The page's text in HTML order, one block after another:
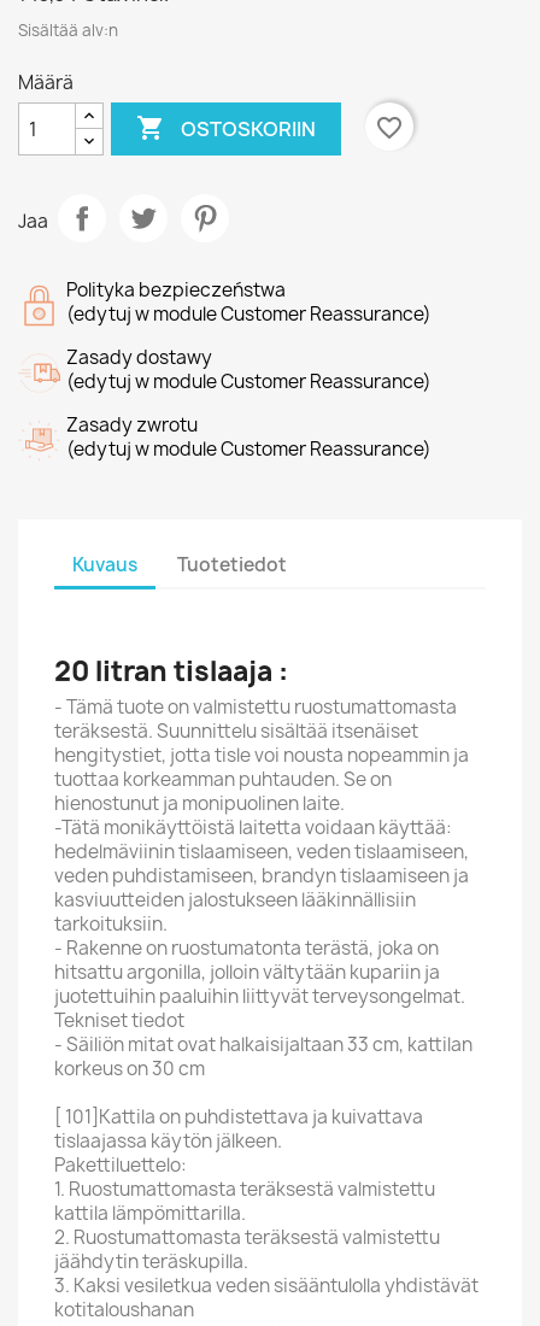
Sisältää alv:n
Määrä
 OSTOSKORIIN favorite_border
Jaa
Polityka bezpieczeństwa
(edytuj w module Customer Reassurance)
Zasady dostawy
(edytuj w module Customer Reassurance)
Zasady zwrotu
(edytuj w module Customer Reassurance)
Kuvaus Tuotetiedot
20 litran tislaaja :
- Tämä tuote on valmistettu ruostumattomasta
teräksestä. Suunnittelu sisältää itsenäiset
hengitystiet, jotta tisle voi nousta nopeammin ja
tuottaa korkeamman puhtauden. Se on
hienostunut ja monipuolinen laite.
-Tätä monikäyttöistä laitetta voidaan käyttää:
hedelmäviinin tislaamiseen, veden tislaamiseen,
veden puhdistamiseen, brandyn tislaamiseen ja
kasviuutteiden jalostukseen lääkinnällisiin
tarkoituksiin.
- Rakenne on ruostumatonta terästä, joka on
hitsattu argonilla, jolloin vältytään kupariin ja
juotettuihin paaluihin liittyvät terveysongelmat.
Tekniset tiedot
- Säiliön mitat ovat halkaisijaltaan 33 cm, kattilan
korkeus on 30 cm
[ 101]Kattila on puhdistettava ja kuivattava
tislaajassa käytön jälkeen.
Pakettiluettelo:
1. Ruostumattomasta teräksestä valmistettu
kattila lämpömittarilla.
2. Ruostumattomasta teräksestä valmistettu
jäähdytin teräskupilla.
3. Kaksi vesiletkua veden sisääntulolla yhdistävät
kotitaloushanan